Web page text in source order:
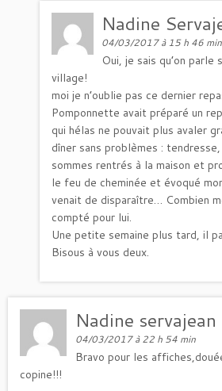
Nadine
04/03/2017 à 15 h 46 min
Oui, je sais qu’on parle
village!
moi je n’oublie pas ce dernier
Pomponnette avait préparé un
qui hélas ne pouvait plus avaler
dîner sans problèmes :
sommes rentrés à la maison et
le feu de cheminée et évoqué
venait de disparaître… Combien
compté pour lui.
Une petite semaine plus tard, il
Bisous à vous deux.
Nadine servajean
04/03/2017 à 22 h 54 min
Bravo pour les
copine!!!